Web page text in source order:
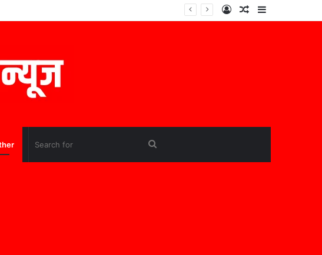
Sidebar
Random
Log